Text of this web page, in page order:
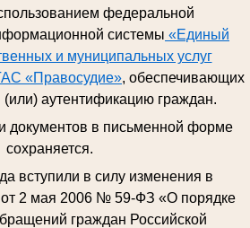
федеральной
системы «Единый
и муниципальных услуг
«Правосудие», обеспечивающих
аутентификацию граждан.
документов в письменной форме
сохраняется.
вступили в силу изменения в
2 мая 2006 № 59-ФЗ «О порядке
граждан Российской